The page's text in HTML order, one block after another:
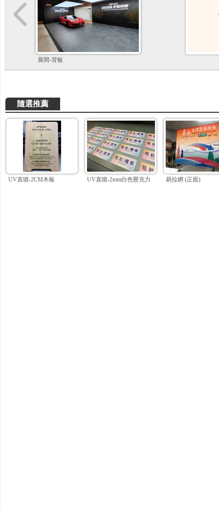
展間-背板
隨選推薦
UV直噴-2CM木板 UV直噴-2mm白色壓克力 易拉網 (正面)